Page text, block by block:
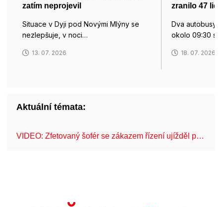
zatím neprojevil
Situace v Dyji pod Novými Mlýny se
nezlepšuje, v noci…
13. 07. 2026
zranilo 47 lidí
Dva autobusy
okolo 09:30
18. 07. 2026
Aktuální témata:
VIDEO: Zfetovaný šofér se zákazem řízení ujížděl p…